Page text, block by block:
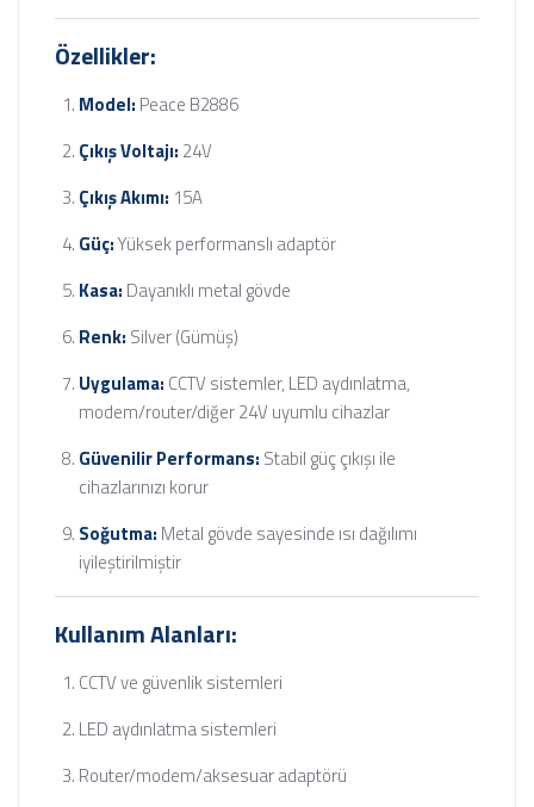
Özellikler:
Model: Peace B2886
Çıkış Voltajı: 24V
Çıkış Akımı: 15A
Güç:Yüksek performanslı adaptör
Kasa: Dayanıklı metal gövde
Renk: Silver (Gümüş)
Uygulama: CCTV sistemler, LED aydınlatma,
modem/router/diğer 24V uyumlu cihazlar
Güvenilir Performans: Stabil güç çıkışı ile
cihazlarınızı korur
Soğutma: Metal gövde sayesinde ısı dağılımı
iyileştirilmiştir
Kullanım Alanları:
CCTV ve güvenlik sistemleri
LED aydınlatma sistemleri
Router/modem/aksesuar adaptörü